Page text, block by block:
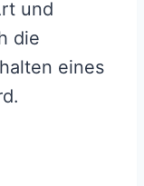
und
die
eines